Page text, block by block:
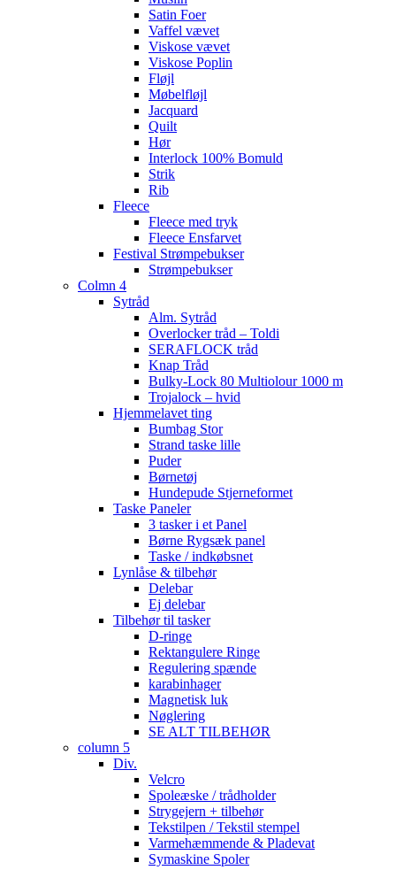
Satin Foer
Vaffel vævet
Viskose vævet
Viskose Poplin
Fløjl
Møbelfløjl
Jacquard
Quilt
Hør
Interlock 100% Bomuld
Strik
Rib
Fleece
Fleece med tryk
Fleece Ensfarvet
Festival Strømpebukser
Strømpebukser
Colmn 4
Sytråd
Alm. Sytråd
Overlocker tråd – Toldi
SERAFLOCK tråd
Knap Tråd
Bulky-Lock 80 Multiolour 1000 m
Trojalock – hvid
Hjemmelavet ting
Bumbag Stor
Strand taske lille
Puder
Børnetøj
Hundepude Stjerneformet
Taske Paneler
3 tasker i et Panel
Børne Rygsæk panel
Taske / indkøbsnet
Lynlåse & tilbehør
Delebar
Ej delebar
Tilbehør til tasker
D-ringe
Rektangulere Ringe
Regulering spænde
karabinhager
Magnetisk luk
Nøglering
SE ALT TILBEHØR
column 5
Div.
Velcro
Spoleæske / trådholder
Strygejern + tilbehør
Tekstilpen / Tekstil stempel
Varmehæmmende & Pladevat
Symaskine Spoler